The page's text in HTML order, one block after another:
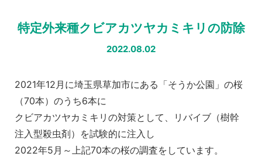
特定外来種クビアカツヤカミキリの防除
2022.08.02
2021年12月に埼玉県草加市にある「そうか公園」の桜
（70本）のうち6本に
クビアカツヤカミキリの対策として、リバイブ（樹幹
注入型殺虫剤）を試験的に注入し
2022年5月～上記70本の桜の調査をしています。